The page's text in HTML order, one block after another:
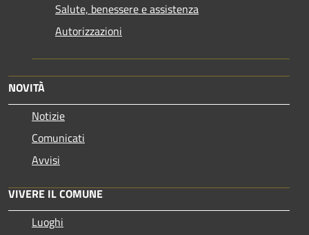
Salute, benessere e assistenza
Autorizzazioni
NOVITÀ
Notizie
Comunicati
Avvisi
VIVERE IL COMUNE
Luoghi